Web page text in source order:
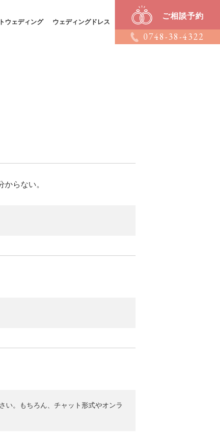
ご相談予約
0748-38-4322
ウェディング ウェディングドレス
らない。
い。もちろん、チャット形式やオンラ